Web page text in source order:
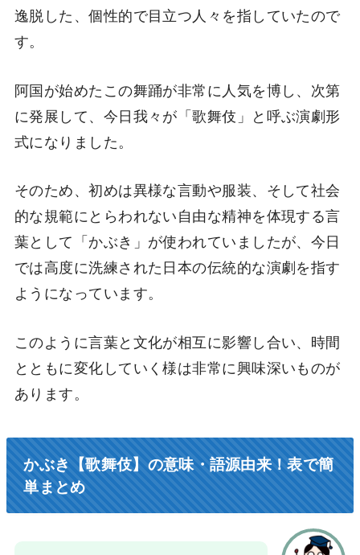
逸脱した、個性的で目立つ人々を指していたので
す。
阿国が始めたこの舞踊が非常に人気を博し、次第
に発展して、今日我々が「歌舞伎」と呼ぶ演劇形
式になりました。
そのため、初めは異様な言動や服装、そして社会
的な規範にとらわれない自由な精神を体現する言
葉として「かぶき」が使われていましたが、今日
では高度に洗練された日本の伝統的な演劇を指す
ようになっています。
このように言葉と文化が相互に影響し合い、時間
とともに変化していく様は非常に興味深いものが
あります。
かぶき【歌舞伎】の意味・語源由来！表で簡
単まとめ